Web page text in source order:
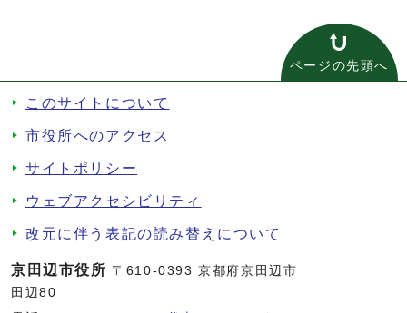
ページの先頭へ
このサイトについて
市役所へのアクセス
サイトポリシー
ウェブアクセシビリティ
改元に伴う表記の読み替えについて
京田辺市役所 〒610-0393 京都府京田辺市
田辺80